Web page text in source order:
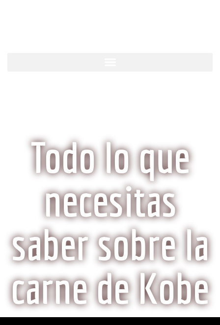
Todo lo que
necesitas
saber sobre la
carne de Kobe